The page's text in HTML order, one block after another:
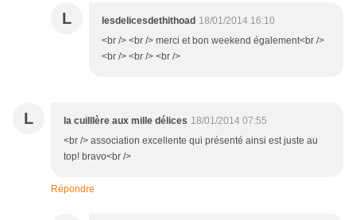
L lesdelicesdethithoad 18/01/2014 16:10
<br /> <br /> merci et bon weekend également<br />
<br /> <br /> <br />
L la cuilllère aux mille délices 18/01/2014 07:55
<br /> association excellente qui présenté ainsi est juste au
top! bravo<br />
Répondre